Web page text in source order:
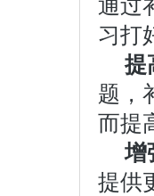
通过
习打
提
题，
而提
增
提供